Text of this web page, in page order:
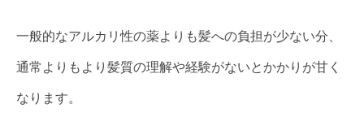
一般的なアルカリ性の薬よりも髪への負担が少ない分、
通常よりもより髪質の理解や経験がないとかかりが甘く
なります。